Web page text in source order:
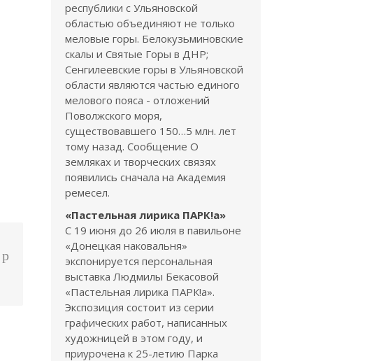
республики с Ульяновской
областью объединяют не только
меловые горы. Белокузьминовские
скалы и Святые Горы в ДНР;
Сенгилеевские горы в Ульяновской
области являются частью единого
мелового пояса - отложений
Поволжского моря,
существовавшего 150…5 млн. лет
тому назад. Сообщение О
земляках и творческих связях
появились сначала на Академия
ремесел.
«Пастельная лирика ПАРК!а»
С 19 июня до 26 июля в павильоне
«Донецкая наковальня»
экспонируется персональная
выставка Людмилы Бекасовой
«Пастельная лирика ПАРК!а».
Экспозиция состоит из серии
графических работ, написанных
художницей в этом году, и
приурочена к 25-летию Парка